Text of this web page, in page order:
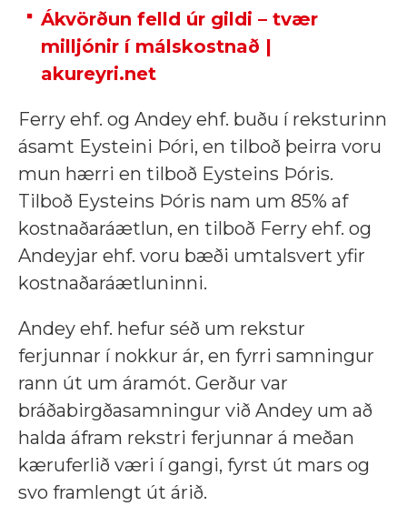
Ákvörðun felld úr gildi – tvær
milljónir í málskostnað |
akureyri.net
Ferry ehf. og Andey ehf. buðu í reksturinn
ásamt Eysteini Þóri, en tilboð þeirra voru
mun hærri en tilboð Eysteins Þóris.
Tilboð Eysteins Þóris nam um 85% af
kostnaðaráætlun, en tilboð Ferry ehf. og
Andeyjar ehf. voru bæði umtalsvert yfir
kostnaðaráætluninni.
Andey ehf. hefur séð um rekstur
ferjunnar í nokkur ár, en fyrri samningur
rann út um áramót. Gerður var
bráðabirgðasamningur við Andey um að
halda áfram rekstri ferjunnar á meðan
kæruferlið væri í gangi, fyrst út mars og
svo framlengt út árið.